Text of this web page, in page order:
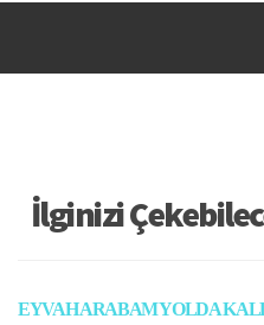
İlginizi
EYVAH ARABAM YOLDA